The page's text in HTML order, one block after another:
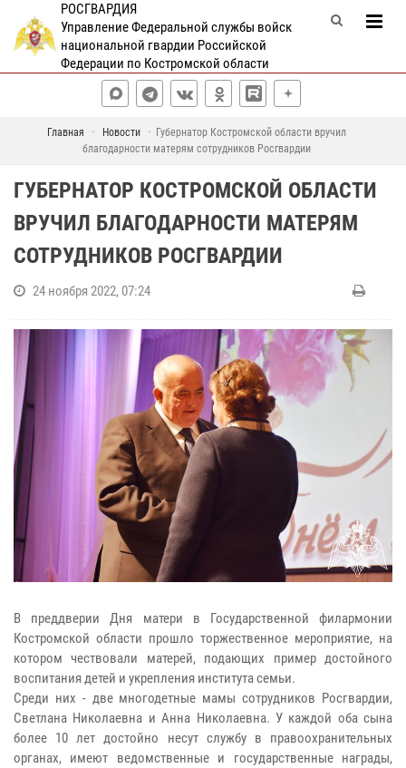
РОСГВАРДИЯ
Управление Федеральной службы войск
национальной гвардии Российской
Федерации по Костромской области
Главная Новости
Губернатор Костромской области вручил
благодарности матерям сотрудников Росгвардии
ГУБЕРНАТОР КОСТРОМСКОЙ ОБЛАСТИ
ВРУЧИЛ БЛАГОДАРНОСТИ МАТЕРЯМ
СОТРУДНИКОВ РОСГВАРДИИ
24 ноября 2022, 07:24
В преддверии Дня матери в Государственной филармонии
Костромской области прошло торжественное мероприятие, на
котором чествовали матерей, подающих пример достойного
воспитания детей и укрепления института семьи.
Среди них - две многодетные мамы сотрудников Росгвардии,
Светлана Николаевна и Анна Николаевна. У каждой оба сына
более 10 лет достойно несут службу в правоохранительных
органах, имеют ведомственные и государственные награды,